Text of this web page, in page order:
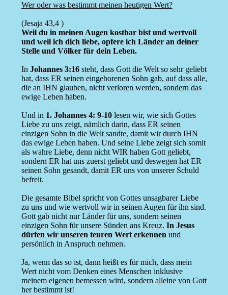
Wer oder was bestimmt meinen heutigen Wert?
(Jesaja 43,4 )
Weil du in meinen Augen kostbar bist und wertvoll
und weil ich dich liebe, opfere ich Länder an deiner
Stelle und Völker für dein Leben.
In Johannes 3:16 steht, dass Gott die Welt so sehr geliebt
hat, dass ER seinen eingeborenen Sohn gab, auf dass alle,
die an IHN glauben, nicht verloren werden, sondern das
ewige Leben haben.
Und in 1. Johannes 4: 9-10 lesen wir, wie sich Gottes
Liebe zu uns zeigt, nämlich darin, dass ER seinen
einzigen Sohn in die Welt sandte, damit wir durch IHN
das ewige Leben haben. Und seine Liebe zeigt sich somit
als wahre Liebe, denn nicht WIR haben Gott geliebt,
sondern ER hat uns zuerst geliebt und deswegen hat ER
seinen Sohn gesandt, damit ER uns von unserer Schuld
befreit.
Die gesamte Bibel spricht von Gottes unsagbarer Liebe
zu uns und wie wertvoll wir in seinen Augen für ihn sind.
Gott gab nicht nur Länder für uns, sondern seinen
einzigen Sohn für unsere Sünden ans Kreuz. In Jesus
dürfen wir unseren teuren Wert erkennen und
persönlich in Anspruch nehmen.
Ja, wenn das so ist, dann heißt es für mich, dass mein
Wert nicht vom Denken eines Menschen inklusive
meinem eigenen bemessen wird, sondern alleine von Gott
her bestimmt ist!